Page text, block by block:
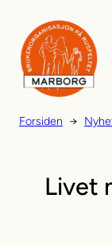
innhold
Forsiden →
Livet